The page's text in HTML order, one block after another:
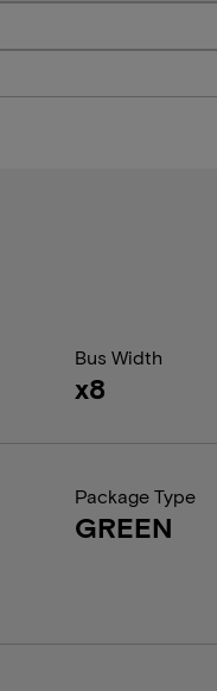
Bus Width
x8
Package Type
GREEN